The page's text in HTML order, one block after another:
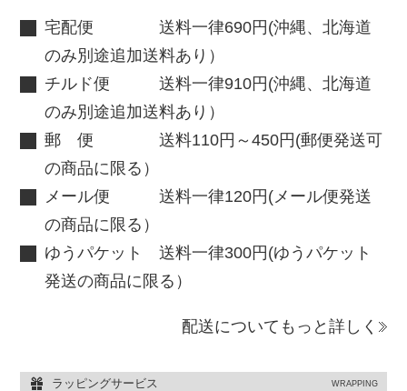
宅配便 送料一律690円(沖縄、北海道
のみ別途追加送料あり）
チルド便 送料一律910円(沖縄、北海道
のみ別途追加送料あり）
郵 便 送料110円～450円(郵便発送可
の商品に限る）
メール便 送料一律120円(メール便発送
の商品に限る）
ゆうパケット 送料一律300円(ゆうパケット
発送の商品に限る）
配送についてもっと詳しく
ラッピングサービス WRAPPING